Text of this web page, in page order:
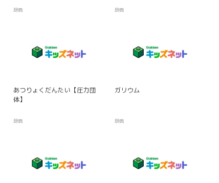
辞典 辞典
あつりょくだんたい【圧力団
体】
辞典
ガリウム
辞典